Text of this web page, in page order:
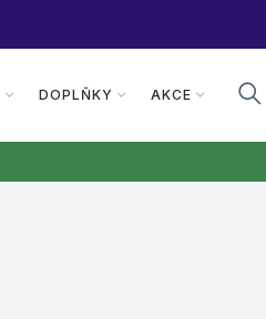
DOPLŇKY AKCE